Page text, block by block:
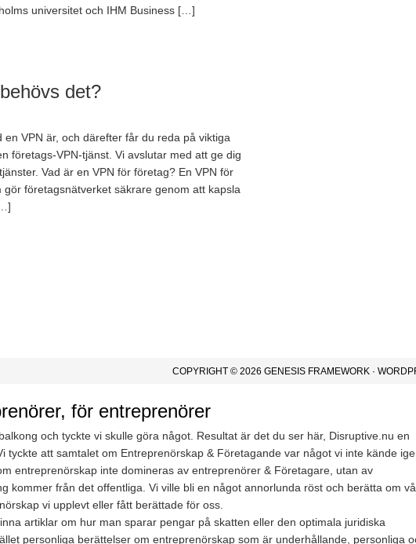
universitet och IHM Business […]
det?
en VPN är, och därefter får du reda på viktiga
företags-VPN-tjänst. Vi avslutar med att ge dig
Vad är en VPN för företag? En VPN för
företagsnätverket säkrare genom att kapsla
COPYRIGHT © 2026 GENESIS FRAMEWORK ·
för entreprenörer
och tyckte vi skulle göra något. Resultat är det du ser här, Disruptive.nu en
tyckte att samtalet om Entreprenörskap & Företagande var något vi inte kände
entreprenörskap inte domineras av entreprenörer & Företagare, utan av
kommer från det offentliga. Vi ville bli en något annorlunda röst och berätta om
vi upplevt eller fått berättade för oss.
artiklar om hur man sparar pengar på skatten eller den optimala juridiska
personliga berättelser om entreprenörskap som är underhållande, personliga